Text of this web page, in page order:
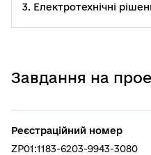
3. Електротехнічні
Завдання на
Реєстраційний номер
ZP01:1183-6203-9943-3080